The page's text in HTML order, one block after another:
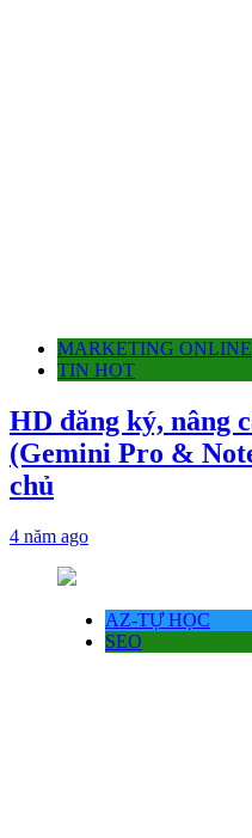
MARKETING ONLINE
TIN HOT
HD đăng ký, nâng
(Gemini Pro &
chủ
4 năm ago
AZ-TỰ HỌC
SEO